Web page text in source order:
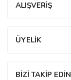
ALIŞVERİŞ
ÜYELİK
BİZİ TAKİP EDİN